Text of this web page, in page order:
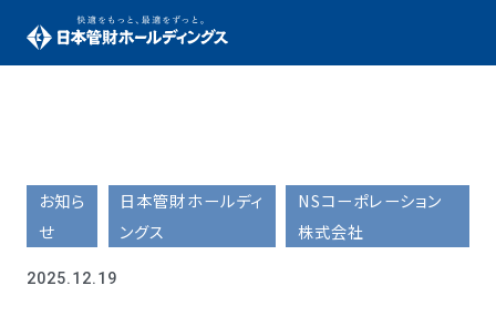
お知ら
せ
日本管財ホールディ
ングス
NSコーポレーション
株式会社
2025.12.19